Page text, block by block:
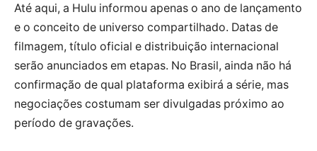
Até aqui, a Hulu informou apenas o ano de lançamento
e o conceito de universo compartilhado. Datas de
filmagem, título oficial e distribuição internacional
serão anunciados em etapas. No Brasil, ainda não há
confirmação de qual plataforma exibirá a série, mas
negociações costumam ser divulgadas próximo ao
período de gravações.